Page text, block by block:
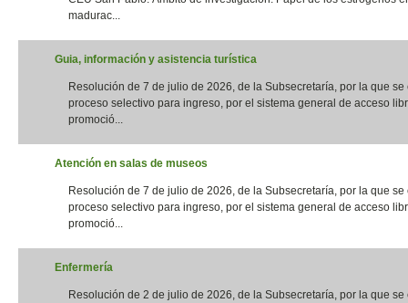
madurac...
Guia, información y asistencia turística
Resolución de 7 de julio de 2026, de la Subsecretaría, por la que se
proceso selectivo para ingreso, por el sistema general de acceso
promoció...
Atención en salas de museos
Resolución de 7 de julio de 2026, de la Subsecretaría, por la que se
proceso selectivo para ingreso, por el sistema general de acceso
promoció...
Enfermería
Resolución de 2 de julio de 2026, de la Subsecretaría, por la que se